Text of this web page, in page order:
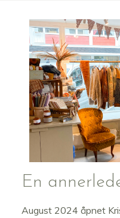
En
August 2024 åpnet